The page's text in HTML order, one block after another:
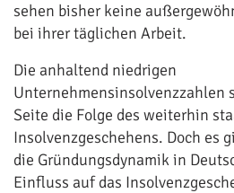
sehen bisher keine
bei ihrer täglichen Arbeit.
Die anhaltend niedrigen
Unternehmensinsolvenzzahlen
Seite die Folge des weiterhin
Insolvenzgeschehens. Doch es
die Gründungsdynamik in
Einfluss auf das